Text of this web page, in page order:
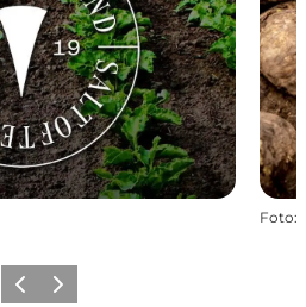
Foto:
ZurückWeiter